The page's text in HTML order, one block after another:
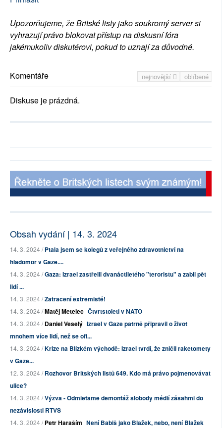
Upozorňujeme, že Britské listy jako soukromý server si
vyhrazují právo blokovat přístup na diskusní fóra
jakémukoliv diskutérovi, pokud to uznají za důvodné.
nejnovější oblíbené
Komentáře
Diskuse je prázdná.
Obsah vydání | 14. 3. 2024
14. 3. 2024 /Ptala jsem se kolegů z veřejného zdravotnictví na
hladomor v Gaze....
14. 3. 2024 /Gaza: Izrael zastřelil dvanáctiletého "teroristu" a zabil pět
lidí ...
14. 3. 2024 /Zatracení extremisté!
14. 3. 2024 /Matěj Metelec Čtvrtstoletí v NATO
14. 3. 2024 /Daniel Veselý Izrael v Gaze patrně připravil o život
mnohem více lidí, než se ofi...
14. 3. 2024 /Krize na Blízkém východě: Izrael tvrdí, že zničil raketomety
v Gaze...
12. 3. 2024 /Rozhovor Britských listů 649. Kdo má právo pojmenovávat
ulice?
14. 3. 2024 /Výzva - Odmietame demontáž slobody médií zásahmi do
nezávislosti RTVS
14. 3. 2024 /Petr Haraším Není Babiš jako Blažek, nebo, není Blažek